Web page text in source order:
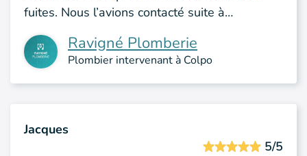
fuites. Nous l’avions contacté suite à…
Ravigné Plomberie
Plombier intervenant à Colpo
Jacques
5/5